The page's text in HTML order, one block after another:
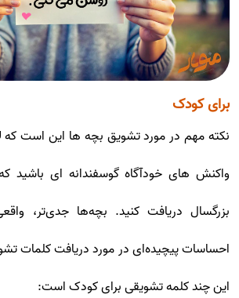
برای کودک
نکته مهم در مورد تشویق بچه ها این است که
واکنش های خودآگاه گوسفندانه ای
بزرگسال دریافت کنید. بچه‌ها جدی‌تر،
احساسات پیچیده‌ای در مورد دریافت کلمات
این چند کلمه تشویقی برای کودک است: